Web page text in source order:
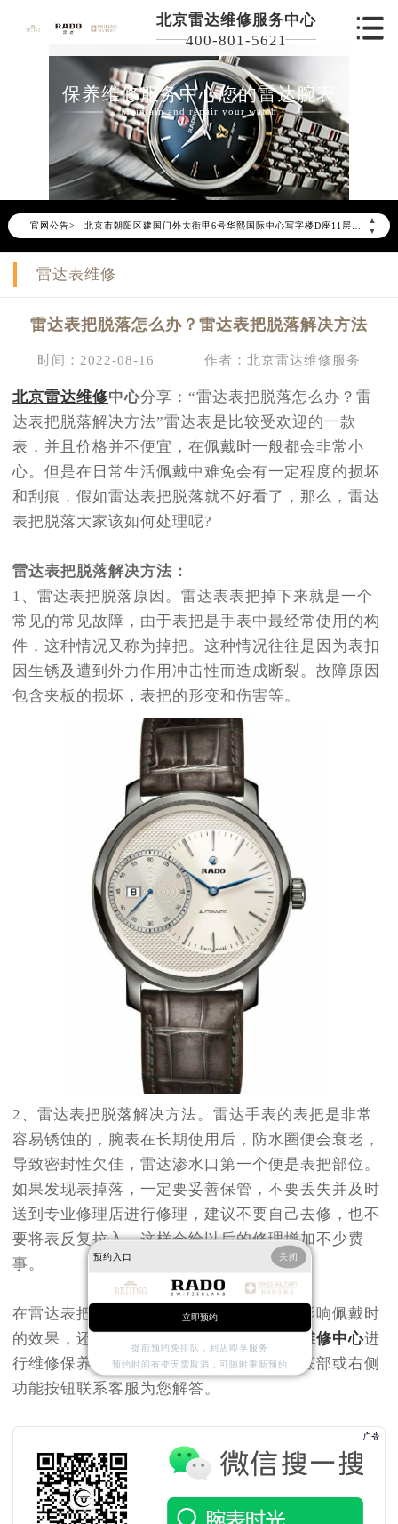
北京雷达维修服务中心
400-801-5621
保养维修服务中心您的雷达腕表
Maintain and repair your watch
官网公告>
▲
▼
2026年6月雷达北京市售后服务网络优化升级公告
2026年6月北京市雷达官方售后客户服务热线：400-801-5621
2026年6月雷达售后服务中心最新网点地址：
北京市东城区东长安街1号东方广场写字楼W3座6层602室（需提前预约）
北京市朝阳区建国门外大街甲6号华熙国际中心D座11层1102室雷达售后服务中心（需提前预约）
雷达表维修
雷达表把脱落怎么办？雷达表把脱落解决方法
时间：2022-08-16 作者：北京雷达维修服务
北京雷达维修中心分享：“雷达表把脱落怎么办？雷
达表把脱落解决方法”雷达表是比较受欢迎的一款
表，并且价格并不便宜，在佩戴时一般都会非常小
心。但是在日常生活佩戴中难免会有一定程度的损坏
和刮痕，假如雷达表把脱落就不好看了，那么，雷达
表把脱落大家该如何处理呢?
雷达表把脱落解决方法：
1、雷达表把脱落原因。雷达表表把掉下来就是一个
常见的常见故障，由于表把是手表中最经常使用的构
件，这种情况又称为掉把。这种情况往往是因为表扣
因生锈及遭到外力作用冲击性而造成断裂。故障原因
包含夹板的损坏，表把的形变和伤害等。
2、雷达表把脱落解决方法。雷达手表的表把是非常
容易锈蚀的，腕表在长期使用后，防水圈便会衰老，
导致密封性欠佳，雷达渗水口第一个便是表把部位。
如果发现表掉落，一定要妥善保管，不要丢失并及时
送到专业修理店进行修理，建议不要自己去修，也不
要将表反复拉入，这样会给以后的修理增加不少费
事。
在雷达表把脱落时，为了不影响美观，不影响佩戴时
的效果，还是要送至我们专业的
北京雷达维修中心进
行维修保养处理。如需了解更多点击页面底部或右侧
功能按钮联系客服为您解答。
预约入口 关闭
立即预约
提前预约免排队，到店即享服务
预约时间有变无需取消，可随时重新预约